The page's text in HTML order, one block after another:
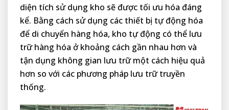
diện tích sử dụng kho sẽ được tối ưu hóa đáng
kể. Bằng cách sử dụng các thiết bị tự động hóa
để di chuyển hàng hóa, kho tự động có thể lưu
trữ hàng hóa ở khoảng cách gần nhau hơn và
tận dụng không gian lưu trữ một cách hiệu quả
hơn so với các phương pháp lưu trữ truyền
thống.